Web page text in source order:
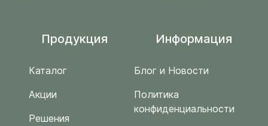
Продукция
Каталог
Акции
Решения
Информация
Блог и Новости
Политика
конфиденциальности